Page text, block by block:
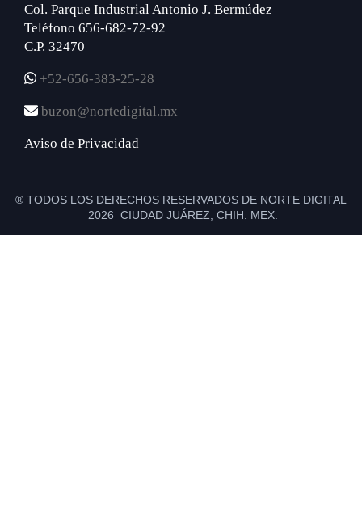
Col. Parque Industrial Antonio J. Bermúdez
Teléfono 656-682-72-92
C.P. 32470
+52-656-383-25-28
buzon@nortedigital.mx
Aviso de Privacidad
® TODOS LOS DERECHOS RESERVADOS DE NORTE DIGITAL
2026 CIUDAD JUÁREZ, CHIH. MEX.